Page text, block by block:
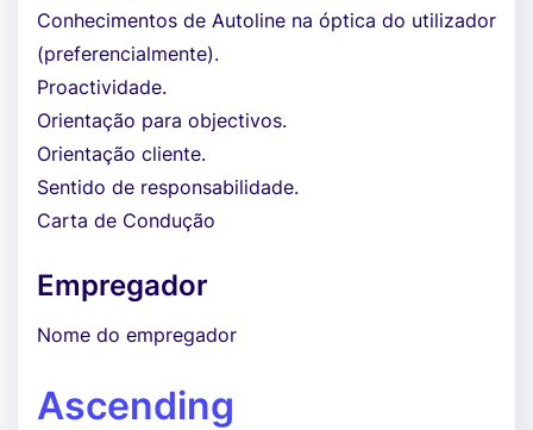
Conhecimentos de Autoline na óptica do utilizador
(preferencialmente).
Proactividade.
Orientação para objectivos.
Orientação cliente.
Sentido de responsabilidade.
Carta de Condução
Empregador
Nome do empregador
Ascending